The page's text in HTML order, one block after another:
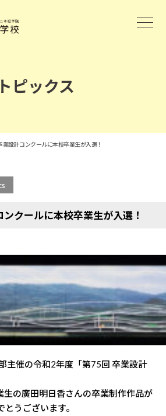
トピックス
業設計コンクールに本校卒業生が入選！
クールに本校卒業生が入選！
主催の令和2年度「第75回 卒業設計
生の廣田明日香さんの卒業制作作品が
うございます。